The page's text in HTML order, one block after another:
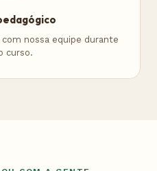
nossa equipe durante
curso.